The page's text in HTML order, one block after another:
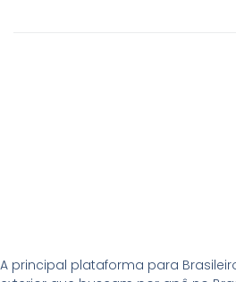
A principal plataforma para